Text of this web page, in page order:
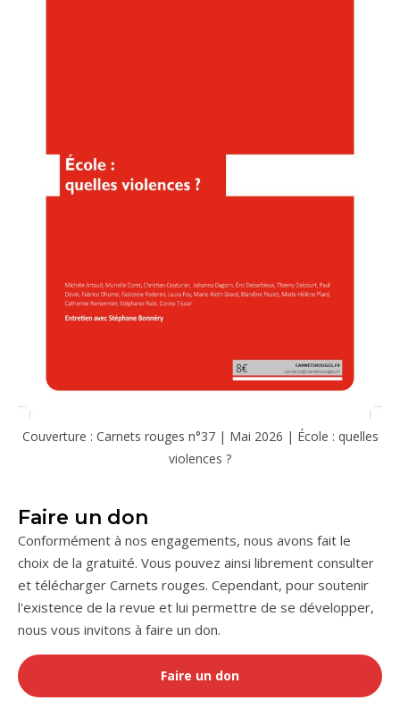
Couverture : Carnets rouges n°37 | Mai 2026 | École : quelles
violences ?
Faire un don
Conformément à nos engagements, nous avons fait le
choix de la gratuité. Vous pouvez ainsi librement consulter
et télécharger Carnets rouges. Cependant, pour soutenir
l'existence de la revue et lui permettre de se développer,
nous vous invitons à faire un don.
Faire un don